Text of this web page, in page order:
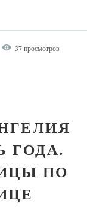
37 просмотров
ГОДА.
ПО